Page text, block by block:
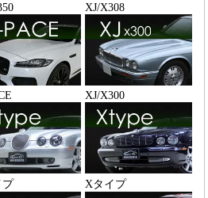
XJ/X308
XJ/X300
プ Xタイプ